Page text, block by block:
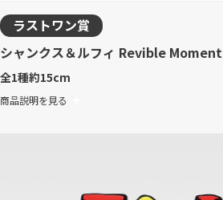
ラストワン賞
シャンクス＆ルフィ Revible Moment
全1種約15cm
商品説明を見る